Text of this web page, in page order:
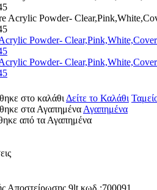
Powder-
Powder-
στο καλάθι Δείτε το Καλάθι
στα Αγαπημένα Αγαπημένα
από τα Αγαπημένα